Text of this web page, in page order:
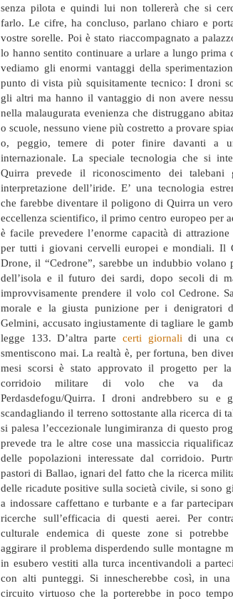
senza pilota e quindi lui non tollererà che si
farlo. Le cifre, ha concluso, parlano chiaro e
vostre sorelle. Poi è stato riaccompagnato a
lo hanno sentito continuare a urlare a lungo prima
vediamo gli enormi vantaggi della
punto di vista più squisitamente tecnico: I droni
gli altri ma hanno il vantaggio di non avere
nella malaugurata evenienza che distruggano
o scuole, nessuno viene più costretto a provare
o, peggio, temere di poter finire davanti a
internazionale. La speciale tecnologia che si
Quirra prevede il riconoscimento dei talebani
interpretazione dell’iride. E’ una tecnologia
che farebbe diventare il poligono di Quirra un
eccellenza scientifico, il primo centro europeo per
è facile prevedere l’enorme capacità di
per tutti i giovani cervelli europei e mondiali. Il
Drone, il “Cedrone”, sarebbe un indubbio volano
dell’isola e il futuro dei sardi, dopo secoli di
improvvisamente prendere il volo col Cedrone.
morale e la giusta punizione per i denigratori
Gelmini, accusato ingiustamente di tagliare le
legge 133. D’altra parte certi giornali di una
smentiscono mai. La realtà è, per fortuna, ben
mesi scorsi è stato approvato il progetto per
corridoio militare di volo che va da
Perdasdefogu/Quirra. I droni andrebbero su e
scandagliando il terreno sottostante alla ricerca di
si palesa l’eccezionale lungimiranza di questo
prevede tra le altre cose una massiccia
delle popolazioni interessate dal corridoio.
pastori di Ballao, ignari del fatto che la ricerca
delle ricadute positive sulla società civile, si sono
a indossare caffettano e turbante e a far
ricerche sull’efficacia di questi aerei. Per
culturale endemica di queste zone si
aggirare il problema disperdendo sulle montagne
in esubero vestiti alla turca incentivandoli a
con alti punteggi. Si innescherebbe così, in una
circuito virtuoso che la porterebbe in poco